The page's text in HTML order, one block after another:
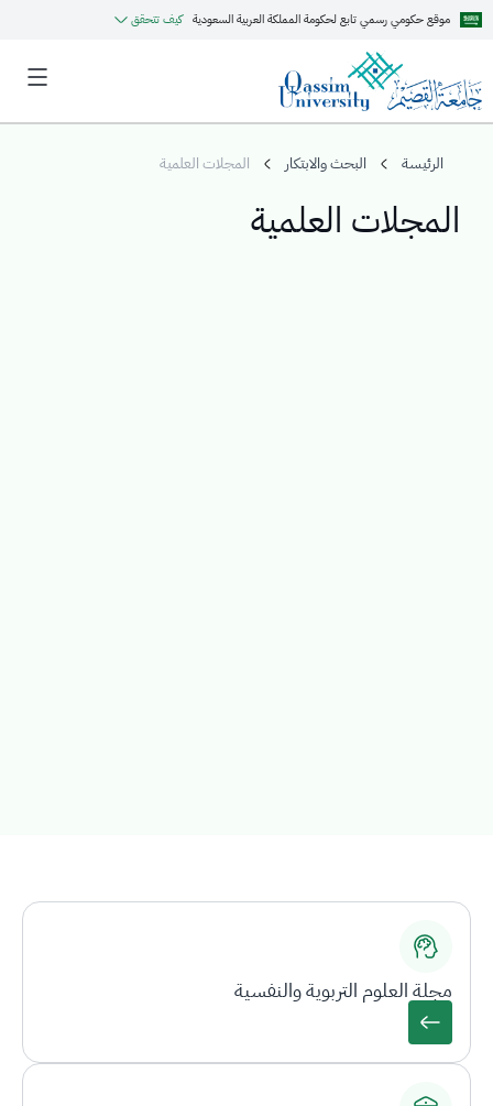
موقع حكومي رسمي تابع لحكومة المملكة العربية السعودية كيف تتحقق
الرئيسة البحث والابتكار المجلات العلمية
المجلات العلمية
مجلة العلوم التربوية والنفسية